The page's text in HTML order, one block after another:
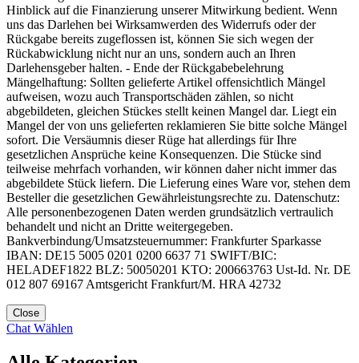
Hinblick auf die Finanzierung unserer Mitwirkung bedient. Wenn
uns das Darlehen bei Wirksamwerden des Widerrufs oder der
Rückgabe bereits zugeflossen ist, können Sie sich wegen der
Rückabwicklung nicht nur an uns, sondern auch an Ihren
Darlehensgeber halten. - Ende der Rückgabebelehrung
Mängelhaftung: Sollten gelieferte Artikel offensichtlich Mängel
aufweisen, wozu auch Transportschäden zählen, so nicht
abgebildeten, gleichen Stückes stellt keinen Mangel dar. Liegt ein
Mangel der von uns gelieferten reklamieren Sie bitte solche Mängel
sofort. Die Versäumnis dieser Rüge hat allerdings für Ihre
gesetzlichen Ansprüche keine Konsequenzen. Die Stücke sind
teilweise mehrfach vorhanden, wir können daher nicht immer das
abgebildete Stück liefern. Die Lieferung eines Ware vor, stehen dem
Besteller die gesetzlichen Gewährleistungsrechte zu. Datenschutz:
Alle personenbezogenen Daten werden grundsätzlich vertraulich
behandelt und nicht an Dritte weitergegeben.
Bankverbindung/Umsatzsteuernummer: Frankfurter Sparkasse
IBAN: DE15 5005 0201 0200 6637 71 SWIFT/BIC:
HELADEF1822 BLZ: 50050201 KTO: 200663763 Ust-Id. Nr. DE
012 807 69167 Amtsgericht Frankfurt/M. HRA 42732
Close
Chat Wählen